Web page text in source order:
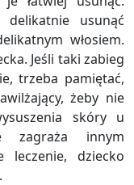
delikatnie usunąć
włosiem.
Jeśli taki zabieg
trzeba pamiętać,
żeby nie
skóry u
zagraża innym
leczenie, dziecko